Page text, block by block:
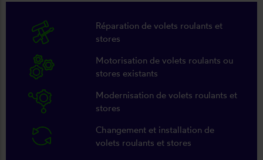
Réparation de volets roulants et
stores
Motorisation de volets roulants ou
stores existants
Modernisation de volets roulants et
stores
Changement et installation de
volets roulants et stores